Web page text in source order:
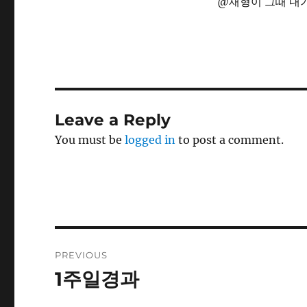
Leave a Reply
You must belogged in to post a comment.
navigation
PREVIOUS
Previous
1주일경과